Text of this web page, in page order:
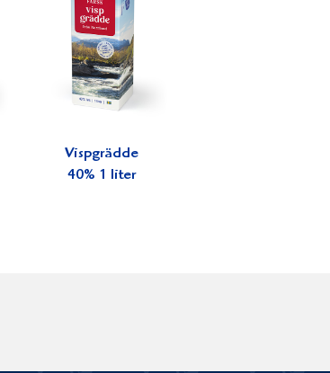
Vispgrädde
40% 1 liter